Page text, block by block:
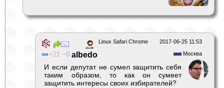
2017-06-25 11:53
Linux Safari Chrome
Москва
21 0 albedо
И если депутат не сумел защитить себя
таким образом, то как он сумеет
защитить интересы своих избирателей?